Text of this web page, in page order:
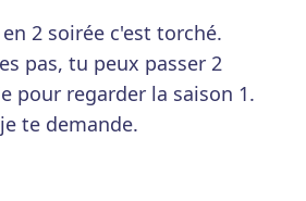
2 soirée c'est torché.
pas, tu peux passer 2
pour regarder la saison 1.
te demande.